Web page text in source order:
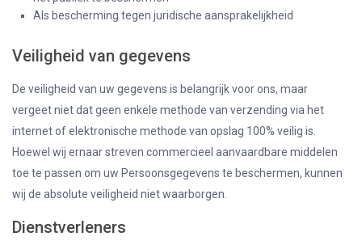
Als bescherming tegen juridische aansprakelijkheid
Veiligheid van gegevens
De veiligheid van uw gegevens is belangrijk voor ons, maar
vergeet niet dat geen enkele methode van verzending via het
internet of elektronische methode van opslag 100% veilig is.
Hoewel wij ernaar streven commercieel aanvaardbare middelen
toe te passen om uw Persoonsgegevens te beschermen, kunnen
wij de absolute veiligheid niet waarborgen.
Dienstverleners